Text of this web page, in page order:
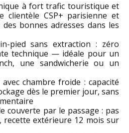
à fort trafic touristique et
clientèle CSP+ parisienne et
bonnes adresses dans les
pied sans extraction : zéro
technique — idéale pour un
une sandwicherie ou un
chambre froide : capacité
dès le premier jour, sans
couverte par le passage : pas
recette extérieure 12 mois sur